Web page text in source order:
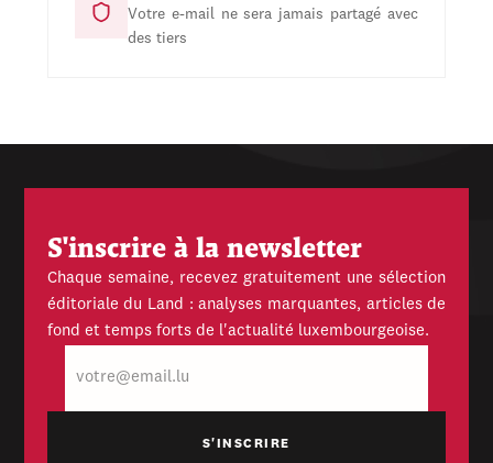
Votre e-mail ne sera jamais partagé avec
des tiers
S'inscrire à la newsletter
Chaque semaine, recevez gratuitement une sélection
éditoriale du Land : analyses marquantes, articles de
fond et temps forts de l'actualité luxembourgeoise.
mail